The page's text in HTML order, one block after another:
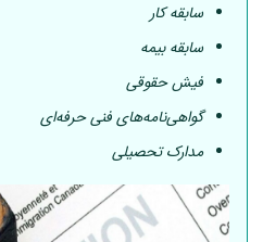
سابقه کار
سابقه بیمه
فیش حقوقی
گواهی‌نامه‌های فنی حرفه‌ای
مدارک تحصیلی